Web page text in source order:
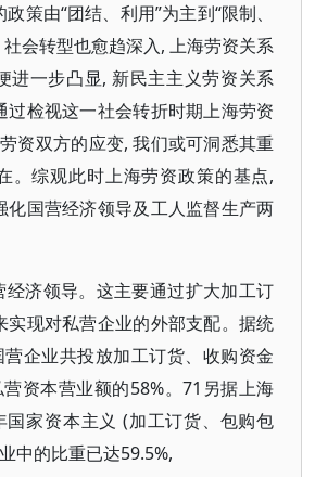
策由“团结、利用”为主到“限制、
会转型也愈趋深入, 上海劳资关系
进一步凸显, 新民主主义劳资关系
过检视这一社会转折时期上海劳资
资双方的应变, 我们或可洞悉其重
。综观此时上海劳资政策的基点,
化国营经济领导及工人监督生产两
经济领导。这主要通过扩大加工订
实现对私营企业的外部支配。据统
企业共投放加工订货、收购资金
资本营业额的58%。71另据上海
国家资本主义 (加工订货、包购包
中的比重已达59.5%,